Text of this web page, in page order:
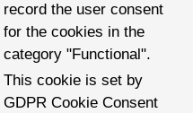
record the user consent
for the cookies in the
category "Functional".
This cookie is set by
GDPR Cookie Consent